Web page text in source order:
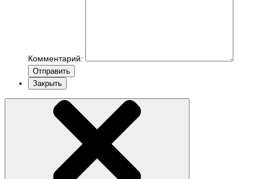
Комментарий:
Отправить
Закрыть